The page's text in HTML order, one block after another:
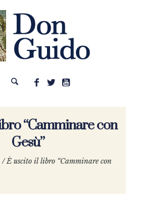
“Camminare con
Gesù”
/È uscito il libro “Camminare con